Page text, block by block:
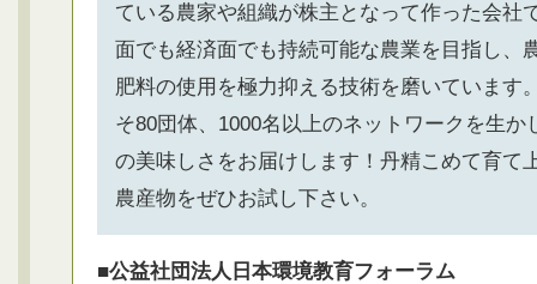
ている農家や組織が株主となって作った会社
面でも経済面でも持続可能な農業を目指し、
肥料の使用を極力抑える技術を磨いています
そ80団体、1000名以上のネットワークを生か
の美味しさをお届けします！丹精こめて育て
農産物をぜひお試し下さい。
■公益社団法人日本環境教育フォーラム